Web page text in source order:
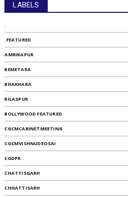
LABELS
.
.FEATURED
AMBIKAPUR
BEMETARA
BHAKHARA
BILASPUR
BOLLYWOOD FEATURED
CGCMCABINETMEETING
CGCMVISHNUDEOSAI
CGDPR
CHATTISGARH
CHHATTISARH